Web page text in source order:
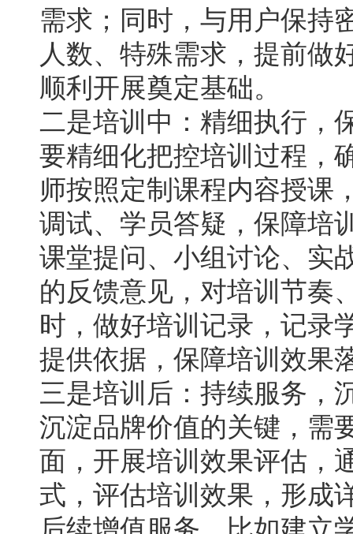
需求；同时，与用户保持
人数、特殊需求，提前做
顺利开展奠定基础。
二是培训中：精细执行，
要精细化把控培训过程，
师按照定制课程内容授课
调试、学员答疑，保障培
课堂提问、小组讨论、实
的反馈意见，对培训节奏
时，做好培训记录，记录
提供依据，保障培训效果
三是培训后：持续服务，
沉淀品牌价值的关键，需
面，开展培训效果评估，
式，评估培训效果，形成